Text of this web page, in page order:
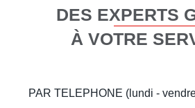
DES EXPERTS
À VOTRE
PAR TELEPHONE (lundi -